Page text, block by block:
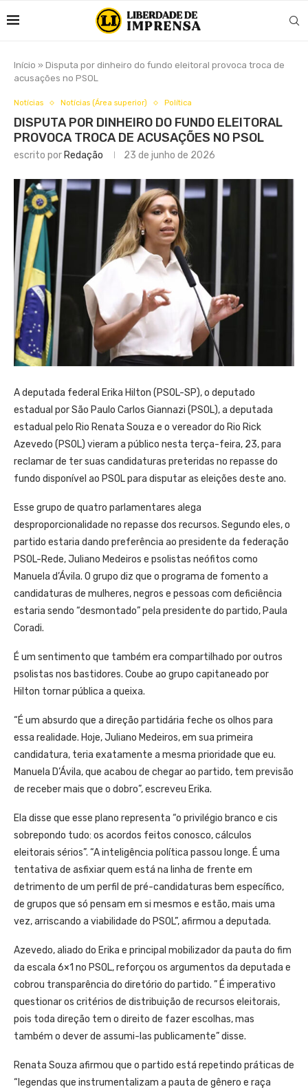
Início » Disputa por dinheiro do fundo eleitoral provoca troca de
acusações no PSOL
Notícias Notícias (Área superior) Política
DISPUTA POR DINHEIRO DO FUNDO ELEITORAL
PROVOCA TROCA DE ACUSAÇÕES NO PSOL
escrito por Redação 23 de junho de 2026
A deputada federal Erika Hilton (PSOL-SP), o deputado
estadual por São Paulo Carlos Giannazi (PSOL), a deputada
estadual pelo Rio Renata Souza e o vereador do Rio Rick
Azevedo (PSOL) vieram a público nesta terça-feira, 23, para
reclamar de ter suas candidaturas preteridas no repasse do
fundo disponível ao PSOL para disputar as eleições deste ano.
Esse grupo de quatro parlamentares alega
desproporcionalidade no repasse dos recursos. Segundo eles, o
partido estaria dando preferência ao presidente da federação
PSOL-Rede, Juliano Medeiros e psolistas neófitos como
Manuela d’Ávila. O grupo diz que o programa de fomento a
candidaturas de mulheres, negros e pessoas com deficiência
estaria sendo “desmontado” pela presidente do partido, Paula
Coradi.
É um sentimento que também era compartilhado por outros
psolistas nos bastidores. Coube ao grupo capitaneado por
Hilton tornar pública a queixa.
“É um absurdo que a direção partidária feche os olhos para
essa realidade. Hoje, Juliano Medeiros, em sua primeira
candidatura, teria exatamente a mesma prioridade que eu.
Manuela D’Ávila, que acabou de chegar ao partido, tem previsão
de receber mais que o dobro”, escreveu Erika.
Ela disse que esse plano representa “o privilégio branco e cis
sobrepondo tudo: os acordos feitos conosco, cálculos
eleitorais sérios”. “A inteligência política passou longe. É uma
tentativa de asfixiar quem está na linha de frente em
detrimento de um perfil de pré-candidaturas bem específico,
de grupos que só pensam em si mesmos e estão, mais uma
vez, arriscando a viabilidade do PSOL”, afirmou a deputada.
Azevedo, aliado do Erika e principal mobilizador da pauta do fim
da escala 6×1 no PSOL, reforçou os argumentos da deputada e
cobrou transparência do diretório do partido. ” É imperativo
questionar os critérios de distribuição de recursos eleitorais,
pois toda direção tem o direito de fazer escolhas, mas
também o dever de assumi-las publicamente” disse.
Renata Souza afirmou que o partido está repetindo práticas de
“legendas que instrumentalizam a pauta de gênero e raça